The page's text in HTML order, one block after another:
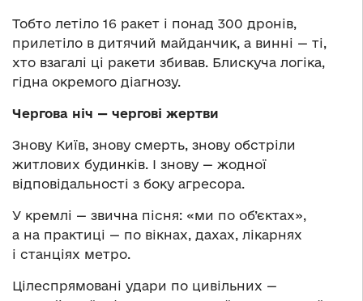
Тобто летіло 16 ракет і понад 300 дронів,
прилетіло в дитячий майданчик, а винні — ті,
хто взагалі ці ракети збивав. Блискуча логіка,
гідна окремого діагнозу.
Чергова ніч — чергові жертви
Знову Київ, знову смерть, знову обстріли
житлових будинків. І знову — жодної
відповідальності з боку агресора.
У кремлі — звична пісня: «ми по об’єктах»,
а на практиці — по вікнах, дахах, лікарнях
і станціях метро.
Цілеспрямовані удари по цивільних —